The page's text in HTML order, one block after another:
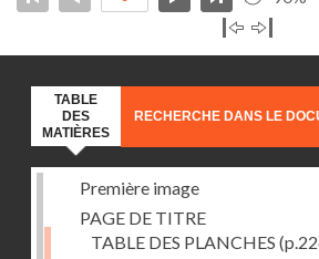
TABLE
DES
MATIÈRES
RECHERCHE DANS LE
Première image
PAGE DE TITRE
TABLE DES PLANCHES